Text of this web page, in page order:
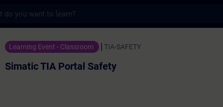
Safety - Koulutus - Koulutus -
Learning Event - Classroom TIA-SAFETY
Simatic TIA Portal Safety